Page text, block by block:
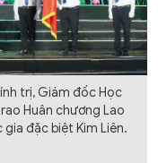
trị, Giám đốc Học
Huân chương Lao
đặc biệt Kim Liên.